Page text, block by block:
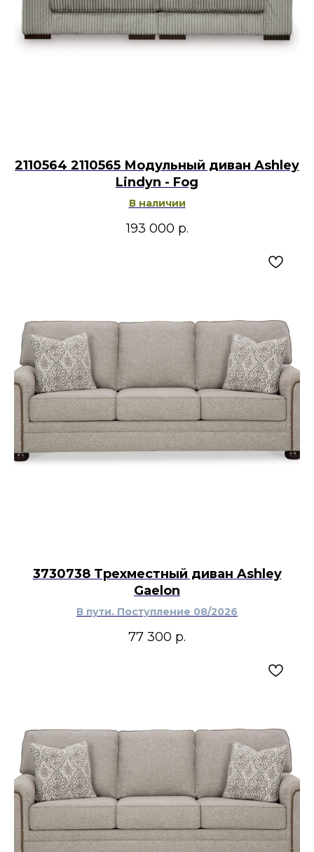
2110564 2110565 Модульный диван Ashley
Lindyn - Fog
В наличии
193 000 р.
3730738 Трехместный диван Ashley
Gaelon
В пути. Поступление 08/2026
77 300 р.